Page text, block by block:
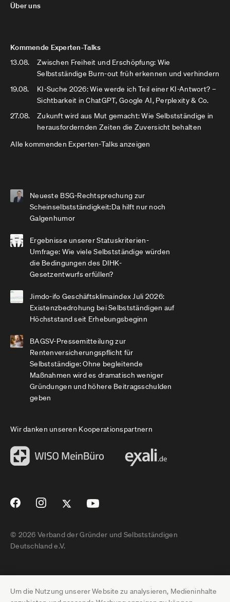
Um die Nutzung unserer Website zu analysieren, Medieninhalte
Über uns
Kommende Experten-Talks
13.08.
Zwischen Freiheit und Erschöpfung: Wie
Selbstständige Burn-out früh erkennen und verhindern
19.08.
KI-Suche 2026: Wie werde ich Teil einer KI-Antwort? –
Sichtbarkeit in ChatGPT, Google AI, Perplexity & Co.
27.08.
Zukunft wird aus Mut gemacht: Wie Selbstständige in
herausfordernden Zeiten die Zuversicht behalten
Alle kommenden Experten-Talks anzeigen
Neueste BSG-Rechtsprechung zur
Scheinselbstständigkeit:Da hilft nur noch
Galgenhumor
Ergebnisse unserer Statuskriterien-
Umfrage: Wie viele Selbstständige würden
die Bedingungen des DIHK-
Gesetzentwurfs erfüllen?
Jimdo-ifo Geschäftsklimaindex Juli 2026:
Existenzbedrohung bei Selbstständigen auf
Höchststand seit Erhebungsbeginn
BAGSV-Pressemitteilung zur
Rentenversicherungspflicht für
Selbstständige: Ohne begleitende
Maßnahmen wird es dramatisch weniger
Gründungen und höhere Beitragsschulden
geben
Wir danken unseren Kooperationspartnern
© 2026 Verband der Gründer und Selbstständigen
Deutschland e.V.
Impressum
Datenschutz